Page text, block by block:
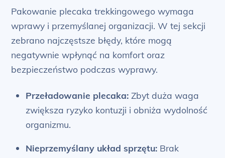
Pakowanie plecaka trekkingowego wymaga
wprawy i przemyślanej organizacji. W tej sekcji
zebrano najczęstsze błędy, które mogą
negatywnie wpłynąć na komfort oraz
bezpieczeństwo podczas wyprawy.
Przeładowanie plecaka:Zbyt duża waga
zwiększa ryzyko kontuzji i obniża wydolność
organizmu.
Nieprzemyślany układ sprzętu:Brak